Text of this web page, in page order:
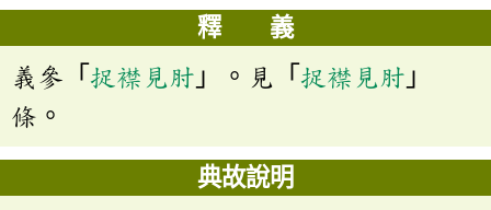
釋 義
義參「 捉襟見肘 」。見「 捉襟見肘 」
條。
典故說明